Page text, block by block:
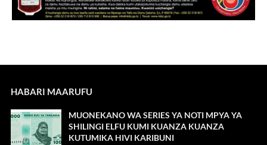
HABARI MAARUFU
MUONEKANO WA SERIES YA NOTI MPYA YA
SHILINGI ELFU KUMI KUANZA KUANZA
KUTUMIKA HIVI KARIBUNI